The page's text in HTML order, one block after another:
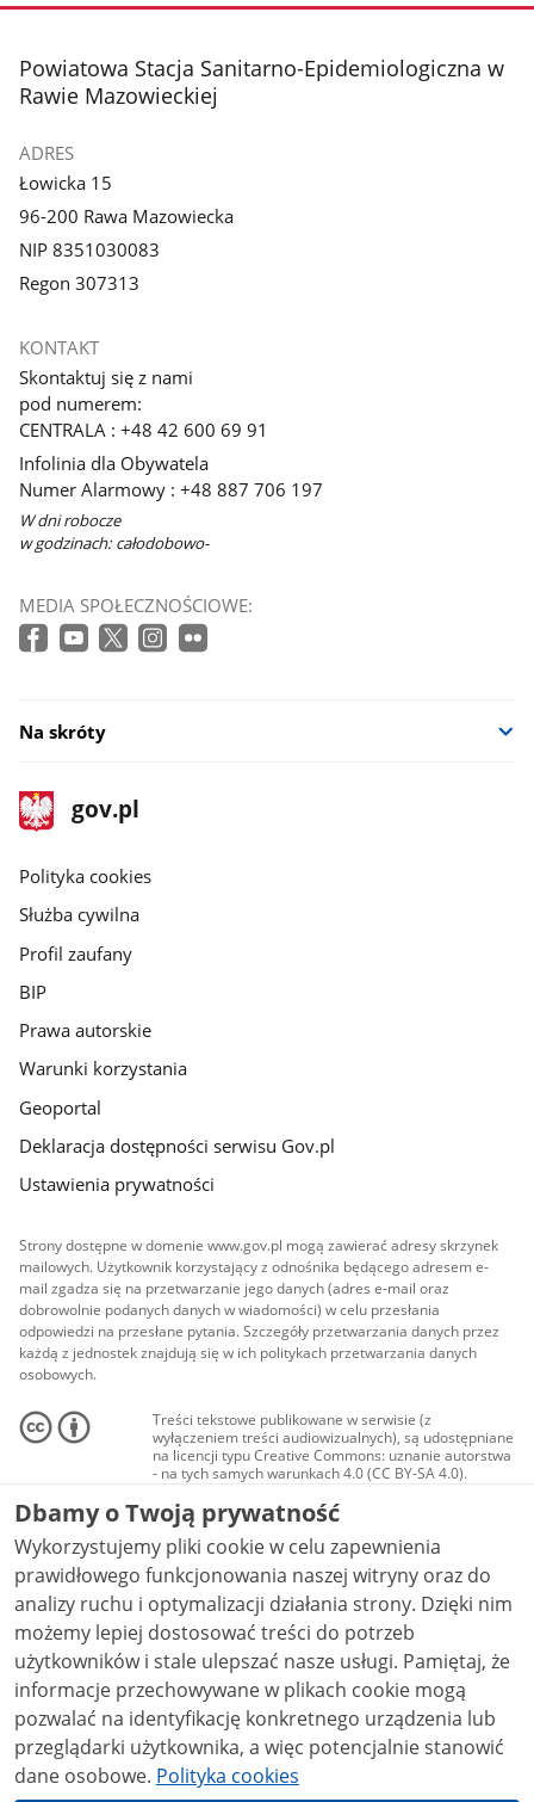
stopka
Powiatowa Stacja Sanitarno-Epidemiologiczna w
Rawie Mazowieckiej
ADRES
Łowicka 15
96-200 Rawa Mazowiecka
NIP 8351030083
Regon 307313
KONTAKT
Skontaktuj się z nami
pod numerem:
CENTRALA : +48 42 600 69 91
Infolinia dla Obywatela
Numer Alarmowy : +48 887 706 197
W dni robocze
w godzinach: całodobowo-
MEDIA SPOŁECZNOŚCIOWE:
Na skróty
stopka
gov.pl
Strona
gov.pl
gov.pl
Polityka cookies
Służba cywilna
Profil zaufany
BIP
Prawa autorskie
Warunki korzystania
Geoportal
Deklaracja dostępności serwisu Gov.pl
Ustawienia prywatności
Strony dostępne w domenie www.gov.pl mogą zawierać adresy skrzynek
mailowych. Użytkownik korzystający z odnośnika będącego adresem e-
mail zgadza się na przetwarzanie jego danych (adres e-mail oraz
dobrowolnie podanych danych w wiadomości) w celu przesłania
odpowiedzi na przesłane pytania. Szczegóły przetwarzania danych przez
każdą z jednostek znajdują się w ich politykach przetwarzania danych
osobowych.
Treści tekstowe publikowane w serwisie (z
wyłączeniem treści audiowizualnych), są udostępniane
na licencji typu Creative Commons: uznanie autorstwa
- na tych samych warunkach 4.0 (CC BY-SA 4.0).
Materiały audiowizualne, w tym zdjęcia, materiały
audio i wideo, są udostępniane na licencji typu
Creative Commons: uznanie autorstwa użycie
niekomercyjne - bez utworów zależnych 4.0 (CC BY-
NC-ND 4.0), o ile nie jest to stwierdzone inaczej.
Dbamy o Twoją prywatność
Wykorzystujemy pliki cookie w celu zapewnienia
prawidłowego funkcjonowania naszej witryny oraz do
analizy ruchu i optymalizacji działania strony. Dzięki nim
możemy lepiej dostosować treści do potrzeb
użytkowników i stale ulepszać nasze usługi. Pamiętaj, że
informacje przechowywane w plikach cookie mogą
pozwalać na identyfikację konkretnego urządzenia lub
przeglądarki użytkownika, a więc potencjalnie stanowić
dane osobowe. Polityka cookies